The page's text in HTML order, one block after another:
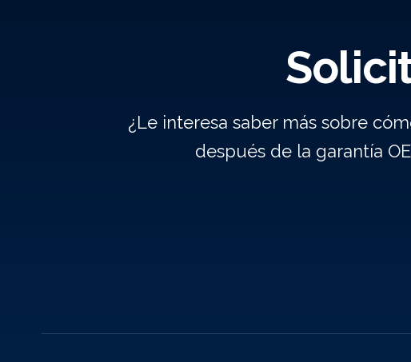
¿Le interesa saber más sobre
después de la garantía